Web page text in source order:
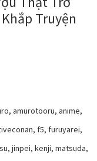
Truyện
, amurotooru, anime,
, f5, furuyarei,
, jinpei, kenji, matsuda,